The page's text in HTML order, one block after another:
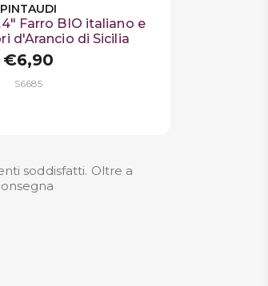
PINTAUDI
Farro BIO italiano e
d'Arancio di Sicilia
€6,90
S6685
soddisfatti. Oltre a